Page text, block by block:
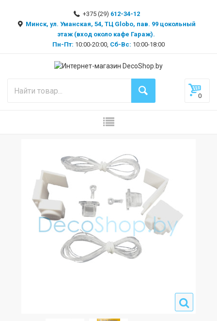
+375 (29) 612-34-12
Минск, ул. Уманская, 54, ТЦ Globo, пав. 99 цокольный
этаж (вход около кафе Гараж).
Пн-Пт: 10:00-20:00, Сб-Вс: 10:00-18:00
0